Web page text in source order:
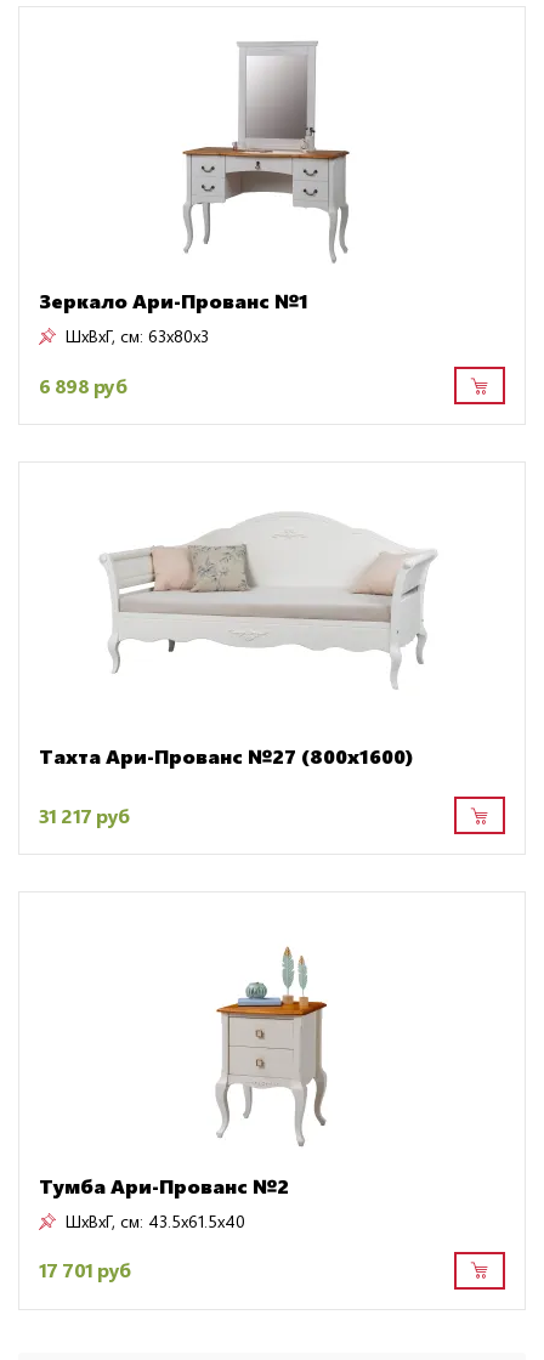
Зеркало Ари-Прованс №1
ШxВxГ, см: 63x80x3
6 898 руб
Тахта Ари-Прованс №27 (800х1600)
31 217 руб
Тумба Ари-Прованс №2
ШxВxГ, см: 43.5x61.5x40
17 701 руб